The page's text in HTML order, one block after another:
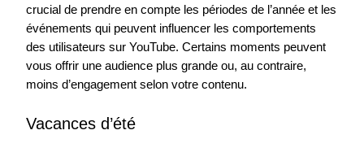
crucial de prendre en compte les périodes de l’année et les
événements qui peuvent influencer les comportements
des utilisateurs sur YouTube. Certains moments peuvent
vous offrir une audience plus grande ou, au contraire,
moins d’engagement selon votre contenu.
Vacances d’été